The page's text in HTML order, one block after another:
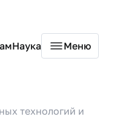
Наука Меню
технологий и